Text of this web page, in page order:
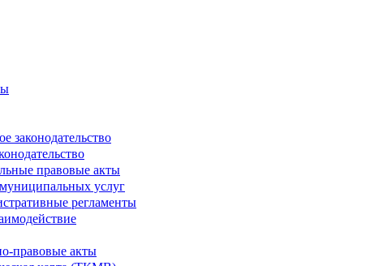
законодательство
правовые акты
услуг
регламенты
правовые акты